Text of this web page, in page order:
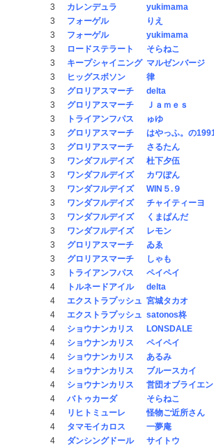
3 カレンデュラ
yukimama
3
フォーゲル
りえ
3
フォーゲル
yukimama
3
ロードステラート
そらねこ
3
キープシャイニング マルゼンバージ
3
ヒッグスボソン
律
3
グロリアスマーチ
delta
3
グロリアスマーチ
Ｊａｍｅｓ
3
トライアンフパス
ゅゆ
3
グロリアスマーチ
はやっふ。の
3
グロリアスマーチ
さるたん
3
ワンダフルデイズ
杜下夕伍
3
ワンダフルデイズ
カワぽん
3
ワンダフルデイズ
WIN５.９
3
ワンダフルデイズ
チャイティーヨ
3
ワンダフルデイズ
くまぱんだ
3
ワンダフルデイズ
レモン
3
グロリアスマーチ
ゐゑ
3
グロリアスマーチ
しゃも
3
トライアンフパス
ペイペイ
4
トルネードアイル
delta
4
エクストラプッシュ 宮城タカオ
4
エクストラプッシュ satonos柊
4
ショウナンカリス
LONSDALE
4
ショウナンカリス
ペイペイ
4
ショウナンカリス
あるみ
4
ショウナンカリス
ブルースカイ
4
ショウナンカリス
営団オブライエン
4
バトゥカーダ
そらねこ
4
リヒトミューレ
怪物ご近所さん
4
タマモイカロス
一夢庵
4
ダンシングドール
サイトウ